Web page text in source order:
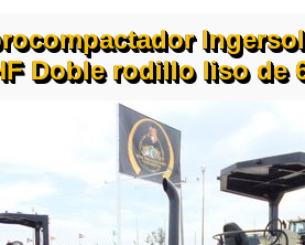
Doble rodillo liso de